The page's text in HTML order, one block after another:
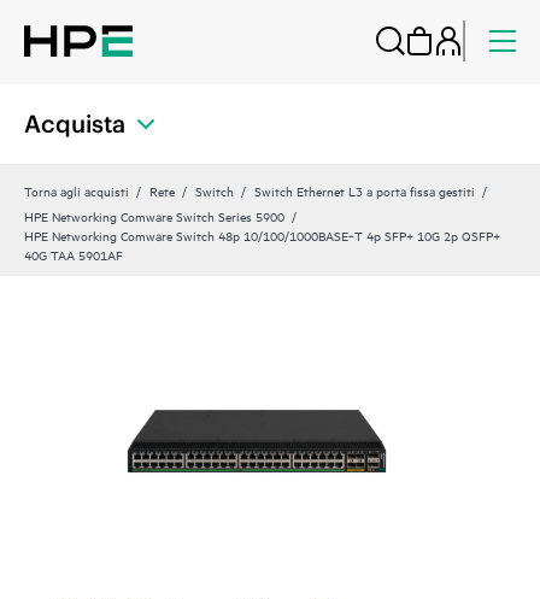
Acquista
Torna agli acquisti Rete Switch
Switch Ethernet L3 a porta fissa gestiti
HPE Networking Comware Switch Series 5900
HPE Networking Comware Switch 48p 10/100/1000BASE‑T 4p SFP+ 10G 2p QSFP+
40G TAA 5901AF